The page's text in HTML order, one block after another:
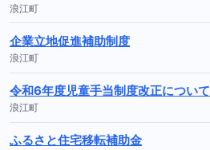
浪江町
企業立地促進補助制度
浪江町
令和6年度児童手当制度改正について
浪江町
ふるさと住宅移転補助金